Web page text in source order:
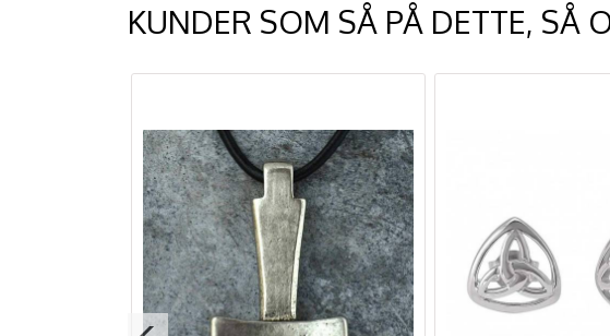
KUNDER SOM SÅ PÅ DETTE, SÅ